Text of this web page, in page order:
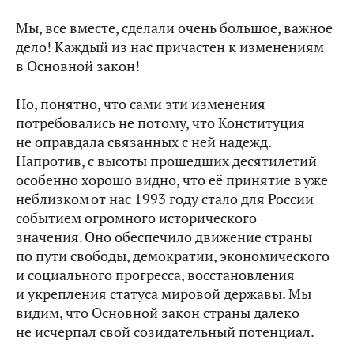
Мы, все вместе, сделали очень большое, важное
дело! Каждый из нас причастен к изменениям
в Основной закон!
Но, понятно, что сами эти изменения
потребовались не потому, что Конституция
не оправдала связанных с ней надежд.
Напротив, с высоты прошедших десятилетий
особенно хорошо видно, что её принятие в уже
неблизком от нас 1993 году стало для России
событием огромного исторического
значения. Оно обеспечило движение страны
по пути свободы, демократии, экономического
и социального прогресса, восстановления
и укрепления статуса мировой державы. Мы
видим, что Основной закон страны далеко
не исчерпал свой созидательный потенциал.